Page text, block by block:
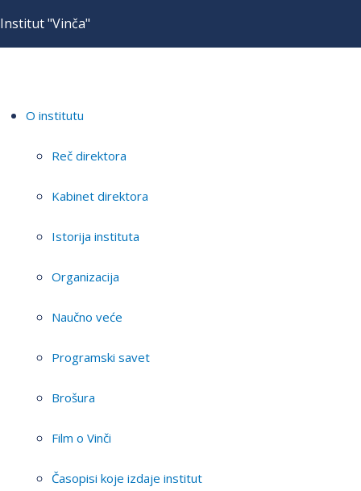
Institut "Vinča"
O institutu
Reč direktora
Kabinet direktora
Istorija instituta
Organizacija
Naučno veće
Programski savet
Brošura
Film o Vinči
Časopisi koje izdaje institut